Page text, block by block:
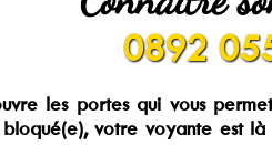
0892
les portes qui vous
votre voyante est